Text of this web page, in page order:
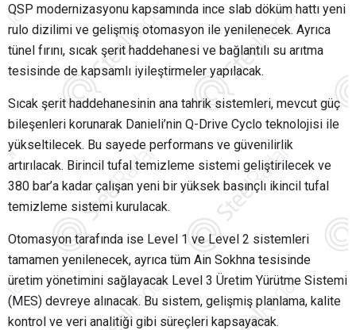
QSP modernizasyonu kapsamında ince slab döküm hattı yeni
rulo dizilimi ve gelişmiş otomasyon ile yenilenecek. Ayrıca
tünel fırını, sıcak şerit haddehanesi ve bağlantılı su arıtma
tesisinde de kapsamlı iyileştirmeler yapılacak.
Sıcak şerit haddehanesinin ana tahrik sistemleri, mevcut güç
bileşenleri korunarak Danieli’nin Q-Drive Cyclo teknolojisi ile
yükseltilecek. Bu sayede performans ve güvenilirlik
artırılacak. Birincil tufal temizleme sistemi geliştirilecek ve
380 bar’a kadar çalışan yeni bir yüksek basınçlı ikincil tufal
temizleme sistemi kurulacak.
Otomasyon tarafında ise Level 1 ve Level 2 sistemleri
tamamen yenilenecek, ayrıca tüm Ain Sokhna tesisinde
üretim yönetimini sağlayacak Level 3 Üretim Yürütme Sistemi
(MES) devreye alınacak. Bu sistem, gelişmiş planlama, kalite
kontrol ve veri analitiği gibi süreçleri kapsayacak.